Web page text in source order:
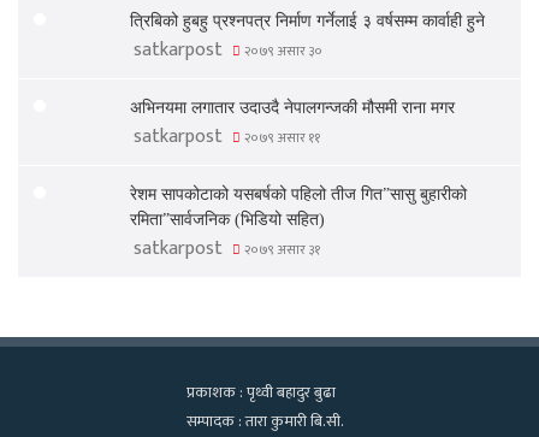
त्रिबिको हुबहु प्रश्नपत्र निर्माण गर्नेलाई ३ वर्षसम्म कार्वाही हुने
satkarpost २०७९ असार ३०
अभिनयमा लगातार उदाउदै नेपालगन्जकी मौसमी राना मगर
satkarpost २०७९ असार ११
रेशम सापकोटाको यसबर्षको पहिलो तीज गित”सासु बुहारीको
रमिता”सार्वजनिक (भिडियो सहित)
satkarpost २०७९ असार ३१
प्रकाशक : पृथ्वी बहादुर बुढा
सम्पादक : तारा कुमारी बि.सी.